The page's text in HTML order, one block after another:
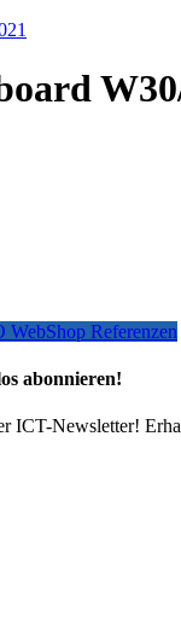
Referenzen
abonnieren!
ICT-Newsletter!